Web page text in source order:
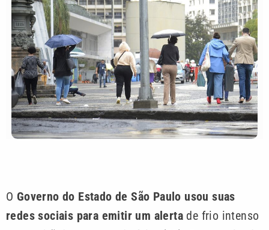
O Governo do Estado de São Paulo usou suas
redes sociais para emitir um alerta de frio intenso